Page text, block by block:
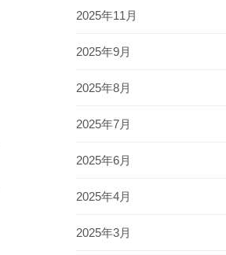
2025年11月
2025年9月
2025年8月
2025年7月
2025年6月
2025年4月
2025年3月